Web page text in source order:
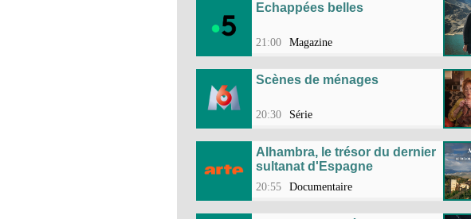
Echappées belles
21:00 Magazine
Scènes de ménages
20:30 Série
Alhambra, le trésor du dernier
sultanat d'Espagne
20:55 Documentaire